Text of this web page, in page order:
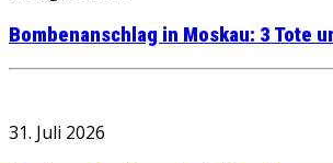
Bombenanschlag in Moskau: 3 Tote
31. Juli 2026